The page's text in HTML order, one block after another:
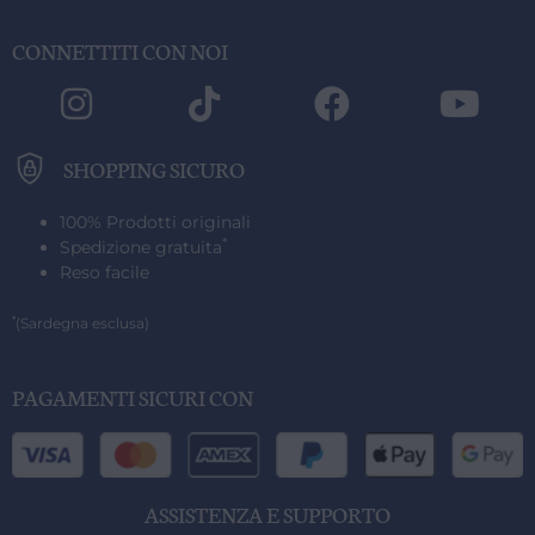
CONNETTITI CON NOI
SHOPPING SICURO
100% Prodotti originali
Spedizione gratuita*
Reso facile
*(Sardegna esclusa)
PAGAMENTI SICURI CON
ASSISTENZA E SUPPORTO